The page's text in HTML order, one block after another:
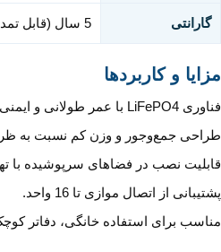
گارانتی 5 سال (قابل تمدید)
مزایا و کاربردها
فناوری LiFePO4 با عمر طولانی و ایمنی بالا.
طراحی جمع‌وجور و وزن کم نسبت به
قابلیت نصب در فضاهای سرپوشیده با
پشتیبانی از اتصال موازی تا 16 واحد.
مناسب برای استفاده خانگی، دفاتر